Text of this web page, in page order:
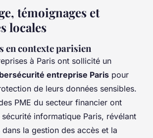
témoignages et
locales
en contexte parisien
à Paris ont sollicité un
entreprise Paris pour
de leurs données sensibles.
PME du secteur financier ont
informatique Paris, révélant
la gestion des accès et la